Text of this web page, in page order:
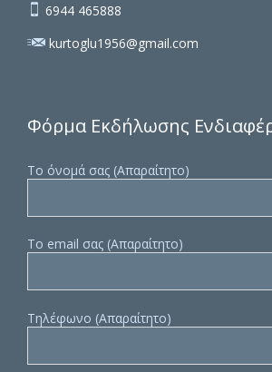
 6944 465888
 kurtoglu1956@gmail.com
Φόρμα Εκδήλωσης
Το όνομά σας (Απαραίτητο)
Το email σας (Απαραίτητο)
Τηλέφωνο (Απαραίτητο)